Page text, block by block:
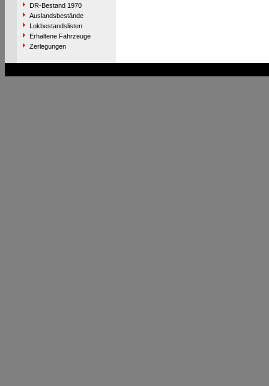
DR-Bestand 1970
Auslandsbestände
Lokbestandslisten
Erhaltene Fahrzeuge
Zerlegungen